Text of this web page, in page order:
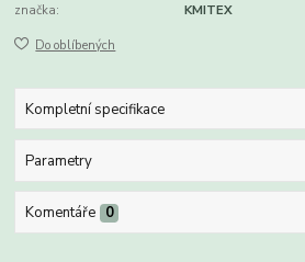
značka: KMITEX
Do oblíbených
Kompletní specifikace
Parametry
Komentáře 0